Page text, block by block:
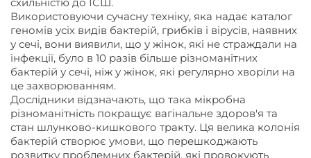
Використовуючи сучасну техніку, яка надає каталог
геномів усіх видів бактерій, грибків і вірусів, наявних
у сечі, вони виявили, що у жінок, які не страждали на
інфекції, було в 10 разів більше різноманітних
бактерій у сечі, ніж у жінок, які регулярно хворіли на
це захворюванням.
Дослідники відзначають, що така мікробна
різноманітність покращує вагінальне здоров'я та
стан шлунково-кишкового тракту. Ця велика колонія
бактерій створює умови, що перешкоджають
розвитку проблемних бактерій, які провокують